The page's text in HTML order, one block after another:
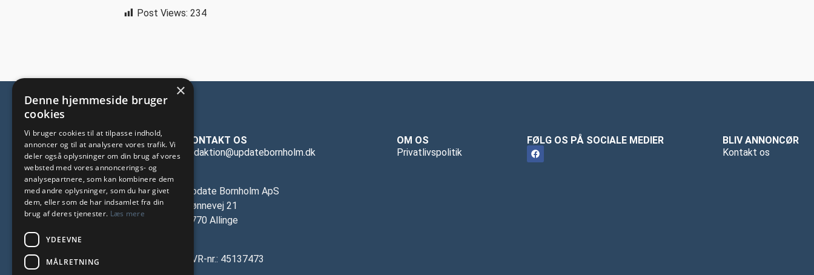
Post Views: 234
KONTAKT OS
redaktion@updatebornholm.dk
Update Bornholm ApS
Rønnevej 21
3770 Allinge
CVR-nr.: 45137473
OM OS
Privatlivspolitik
FØLG OS PÅ SOCIALE MEDIER
BLIV ANNONCØR
Kontakt os
×
Denne hjemmeside bruger
cookies
Vi bruger cookies til at tilpasse indhold,
annoncer og til at analysere vores trafik. Vi
deler også oplysninger om din brug af vores
websted med vores annoncerings- og
analysepartnere, som kan kombinere dem
med andre oplysninger, som du har givet
dem, eller som de har indsamlet fra din
brug af deres tjenester. Læs mere
YDEEVNE
MÅLRETNING